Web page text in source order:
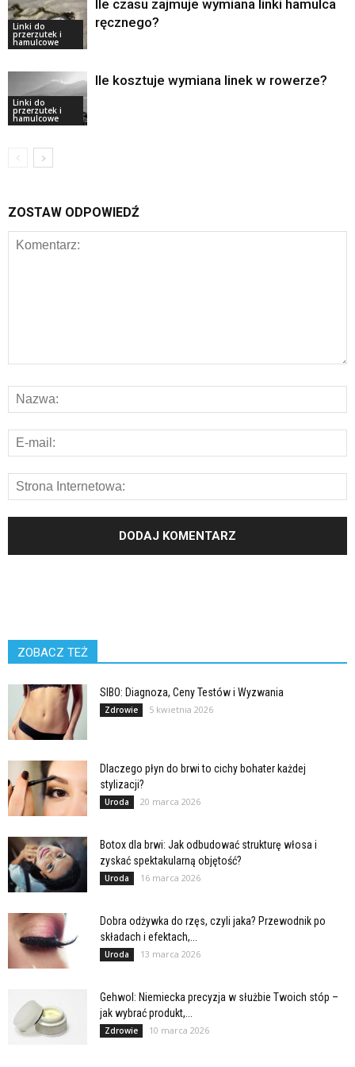
Linki do
przerzutek i
hamulcowe
Ile czasu zajmuje wymiana linki hamulca
ręcznego?
Linki do
przerzutek i
hamulcowe
Ile kosztuje wymiana linek w rowerze?
ZOSTAW ODPOWIEDŹ
ZOBACZ TEŻ
SIBO: Diagnoza, Ceny Testów i Wyzwania
Zdrowie 5 kwietnia 2026
Dlaczego płyn do brwi to cichy bohater każdej
stylizacji?
Uroda 20 marca 2026
Botox dla brwi: Jak odbudować strukturę włosa i
zyskać spektakularną objętość?
Uroda 16 marca 2026
Dobra odżywka do rzęs, czyli jaka? Przewodnik po
składach i efektach,...
Uroda 13 marca 2026
Gehwol: Niemiecka precyzja w służbie Twoich stóp –
jak wybrać produkt,...
Zdrowie 10 marca 2026